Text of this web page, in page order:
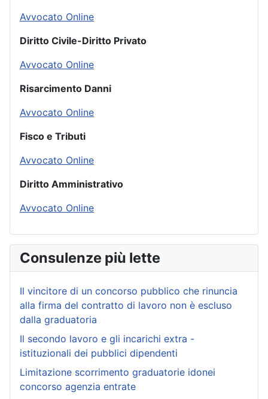
Avvocato Online
Diritto Civile-Diritto Privato
Avvocato Online
Risarcimento Danni
Avvocato Online
Fisco e Tributi
Avvocato Online
Diritto Amministrativo
Avvocato Online
Consulenze più lette
Il vincitore di un concorso pubblico che rinuncia
alla firma del contratto di lavoro non è escluso
dalla graduatoria
Il secondo lavoro e gli incarichi extra -
istituzionali dei pubblici dipendenti
Limitazione scorrimento graduatorie idonei
concorso agenzia entrate